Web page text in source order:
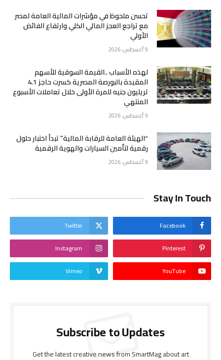
تحسن ملحوظ في مؤشرات المالية العامة لمصر
مع تراجع العجز المالي الكلي وارتفاع الفائض
الأولي
9 أغسطس، 2026
لهذه الأسباب ..القيمة السوقية للأسهم
المقيدة بالبورصة المصرية كسرت حاجز 4.1
تريليون جنيه للمرة الأولى خلال تعاملات الأسبوع
المنتهي
9 أغسطس، 2026
“الهيئة العامة للرقابة المالية” تبدأ اختبار حلول
رقمية لتأمين السيارات والهوية الرقمية
9 أغسطس، 2026
Stay In Touch
Facebook
Twitter
Pinterest
Instagram
YouTube
Vimeo
Subscribe to Updates
Get the latest creative news from SmartMag about art